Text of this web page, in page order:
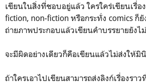
เขียนในสิ่งที่ชอบอยู่แล้ว ใครใคร่เขียนเรื่อ
fiction, non-fiction หรือกระทั่ง comics ก็
ถ่ายภาพประกอบแล้วเขียนคำบรรยายยังไ
จะมีผิดอย่างเดียวก็คือเขียนแล้วไม่ส่งให้มิ
ถ้าใครเอาไปเขียนสามารถส่งลิงก์เรื่องรา